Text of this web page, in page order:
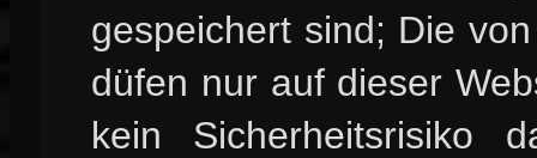
gespeichert sind; Die
düfen nur auf dieser
kein Sicherheitsrisiko